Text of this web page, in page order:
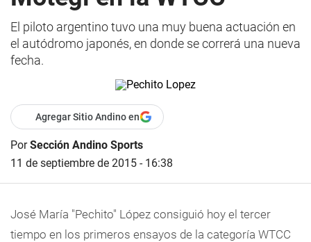
El piloto argentino tuvo una muy buena actuación en
el autódromo japonés, en donde se correrá una nueva
fecha.
Agregar Sitio Andino en
PorSección Andino Sports
11 de septiembre de 2015 - 16:38
José María "Pechito" López consiguió hoy el tercer
tiempo en los primeros ensayos de la categoría WTCC